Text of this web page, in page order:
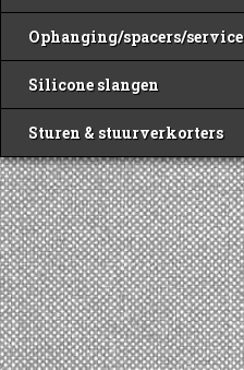
Ophanging/spacers/service
Silicone slangen
Sturen & stuurverkorters